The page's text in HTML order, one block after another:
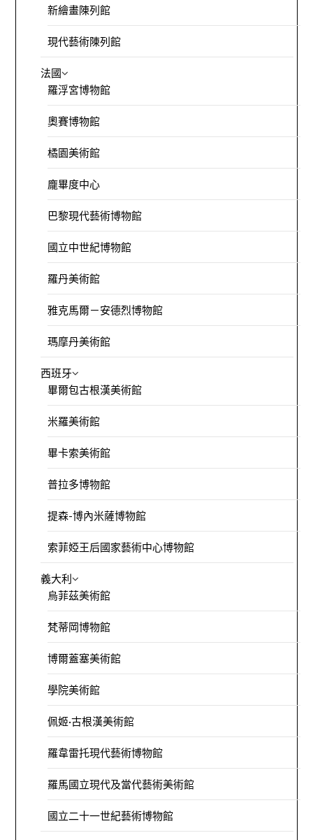
新繪畫陳列館
現代藝術陳列館
法國
羅浮宮博物館
奧賽博物館
橘園美術館
龐畢度中心
巴黎現代藝術博物館
國立中世紀博物館
羅丹美術館
雅克馬爾－安德烈博物館
瑪摩丹美術館
西班牙
畢爾包古根漢美術館
米羅美術館
畢卡索美術館
普拉多博物館
提森-博內米薩博物館
索菲婭王后國家藝術中心博物館
義大利
烏菲茲美術館
梵蒂岡博物館
博爾蓋塞美術館
學院美術館
佩姬·古根漢美術館
羅韋雷托現代藝術博物館
羅馬國立現代及當代藝術美術館
國立二十一世紀藝術博物館